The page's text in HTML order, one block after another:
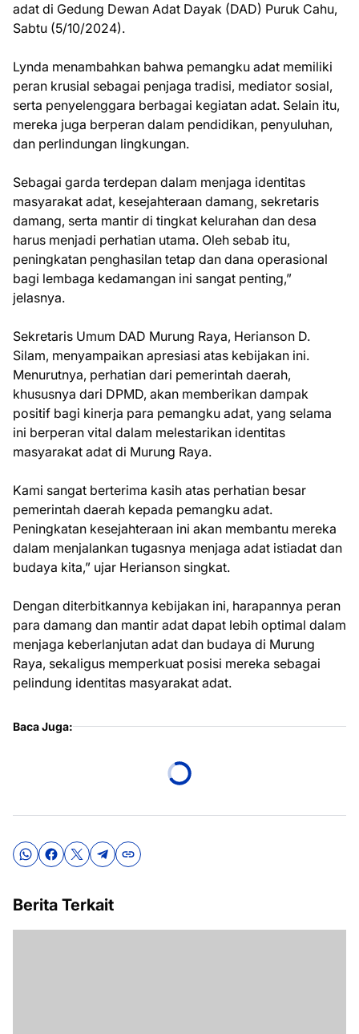
adat di Gedung Dewan Adat Dayak (DAD) Puruk Cahu,
Sabtu (5/10/2024).
Lynda menambahkan bahwa pemangku adat memiliki
peran krusial sebagai penjaga tradisi, mediator sosial,
serta penyelenggara berbagai kegiatan adat. Selain itu,
mereka juga berperan dalam pendidikan, penyuluhan,
dan perlindungan lingkungan.
Sebagai garda terdepan dalam menjaga identitas
masyarakat adat, kesejahteraan damang, sekretaris
damang, serta mantir di tingkat kelurahan dan desa
harus menjadi perhatian utama. Oleh sebab itu,
peningkatan penghasilan tetap dan dana operasional
bagi lembaga kedamangan ini sangat penting,”
jelasnya.
Sekretaris Umum DAD Murung Raya, Herianson D.
Silam, menyampaikan apresiasi atas kebijakan ini.
Menurutnya, perhatian dari pemerintah daerah,
khususnya dari DPMD, akan memberikan dampak
positif bagi kinerja para pemangku adat, yang selama
ini berperan vital dalam melestarikan identitas
masyarakat adat di Murung Raya.
Kami sangat berterima kasih atas perhatian besar
pemerintah daerah kepada pemangku adat.
Peningkatan kesejahteraan ini akan membantu mereka
dalam menjalankan tugasnya menjaga adat istiadat dan
budaya kita,” ujar Herianson singkat.
Dengan diterbitkannya kebijakan ini, harapannya peran
para damang dan mantir adat dapat lebih optimal dalam
menjaga keberlanjutan adat dan budaya di Murung
Raya, sekaligus memperkuat posisi mereka sebagai
pelindung identitas masyarakat adat.
Baca Juga:
Berita Terkait